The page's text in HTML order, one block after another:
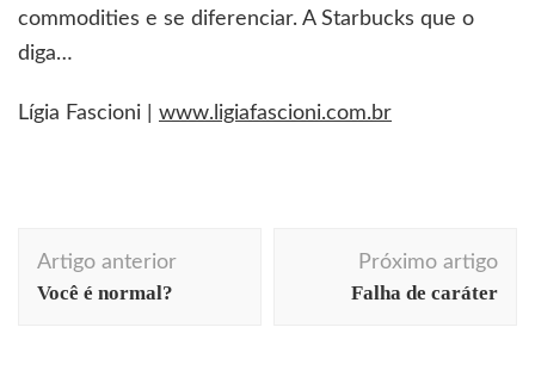
commodities e se diferenciar. A Starbucks que o
diga…
Lígia Fascioni | www.ligiafascioni.com.br
de
Artigo anterior
Você é normal?
Próximo artigo
Falha de caráter